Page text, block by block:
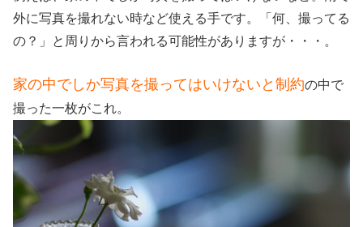
外に写真を撮れない時など使える手です。「何、撮ってる
の？」と周りから言われる可能性がありますが・・・。
家の中でしか写真を撮ってはいけないと制約の中で
撮った一枚がこれ。